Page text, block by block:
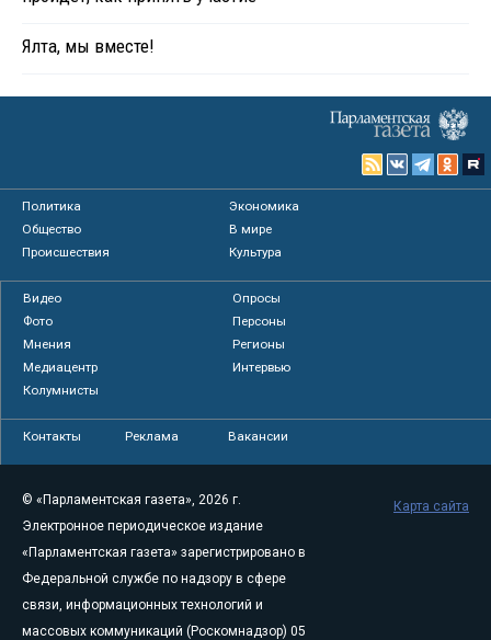
Ялта, мы вместе!
Политика
Экономика
Общество
В мире
Происшествия
Культура
Видео
Опросы
Фото
Персоны
Мнения
Регионы
Медиацентр
Интервью
Колумнисты
Контакты Реклама Вакансии
© «Парламентская газета», 2026 г.
Электронное периодическое издание
«Парламентская газета» зарегистрировано в
Федеральной службе по надзору в сфере
связи, информационных технологий и
массовых коммуникаций (Роскомнадзор) 05
Карта сайта